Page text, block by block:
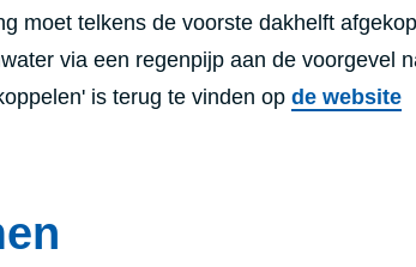
moet telkens de voorste dakhelft
via een regenpijp aan de voorgevel
is terug te vinden op de website